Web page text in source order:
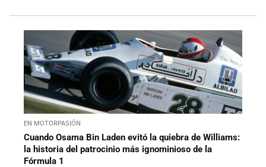
EN MOTORPASIÓN
Cuando Osama Bin Laden evitó la quiebra de Williams:
la historia del patrocinio más ignominioso de la
Fórmula 1